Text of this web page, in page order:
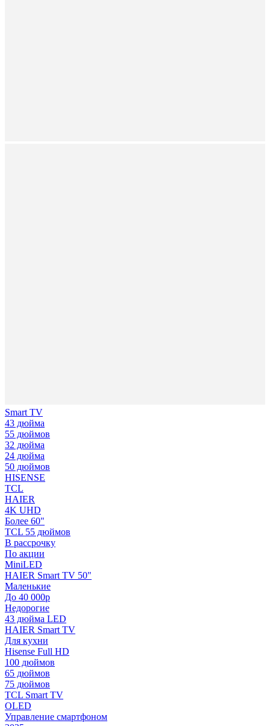
Smart TV
43 дюйма
55 дюймов
32 дюйма
24 дюйма
50 дюймов
HISENSE
TCL
HAIER
4K UHD
Более 60"
TCL 55 дюймов
В рассрочку
По акции
MiniLED
HAIER Smart TV 50"
Маленькие
До 40 000р
Недорогие
43 дюйма LED
HAIER Smart TV
Для кухни
Hisense Full HD
100 дюймов
65 дюймов
75 дюймов
TCL Smart TV
OLED
Управление смартфоном